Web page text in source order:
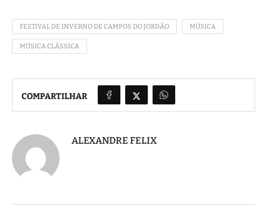
FESTIVAL DE INVERNO DE CAMPOS DO JORDÃO MÚSICA
MÚSICA CLÁSSICA
COMPARTILHAR
ALEXANDRE FELIX